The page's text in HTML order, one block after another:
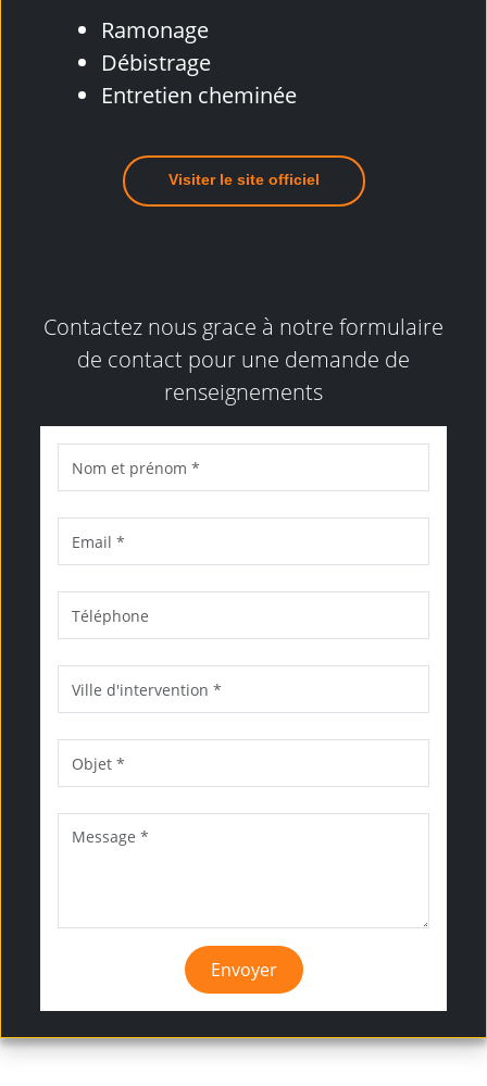
Ramonage
Débistrage
Entretien cheminée
Visiter le site officiel
Contactez nous grace à notre formulaire
de contact pour une demande de
renseignements
Envoyer